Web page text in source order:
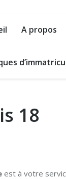
A propos
18
est à votre